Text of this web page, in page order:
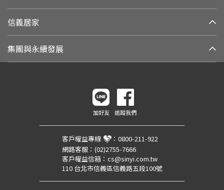
信義居家
集團與永續發展
加好友 追蹤我們
客戶權益專線 ： 0800-211-922
網路客服： (02)2755-7666
客戶權益信箱： cs@sinyi.com.tw
110 台北市信義區信義路五段100號